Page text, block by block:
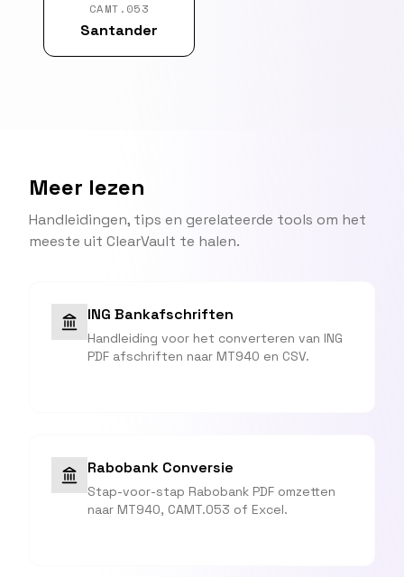
CAMT.053
Santander
Meer lezen
Handleidingen, tips en gerelateerde tools om het
meeste uit ClearVault te halen.
ING Bankafschriften
Handleiding voor het converteren van ING
PDF afschriften naar MT940 en CSV.
Rabobank Conversie
Stap-voor-stap Rabobank PDF omzetten
naar MT940, CAMT.053 of Excel.